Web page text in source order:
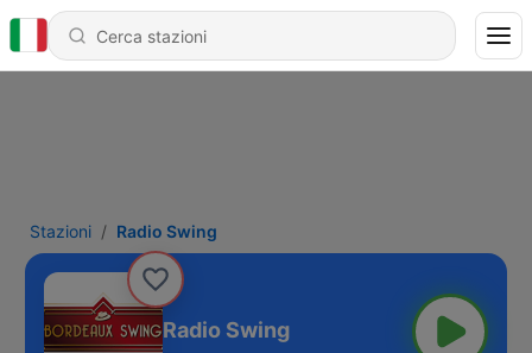
Stazioni Radio Swing
Radio Swing